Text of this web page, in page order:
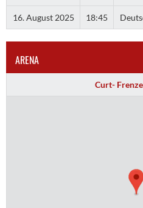
16. August 2025 18:45
ARENA
Curt-